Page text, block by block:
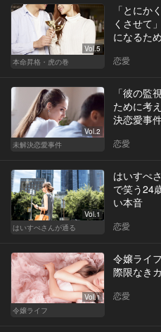
Vol.5
本命昇格・虎の巻
「とにか
くさせて
になるた
恋愛
Vol.2
未解決恋愛事件
「彼の
ために考
決恋愛事
恋愛
Vol.1
はいすぺさんが通る
はいすぺ
で笑う24
い本音
恋愛
Vol.1
令嬢ライフ
令嬢ライ
際限なき
恋愛